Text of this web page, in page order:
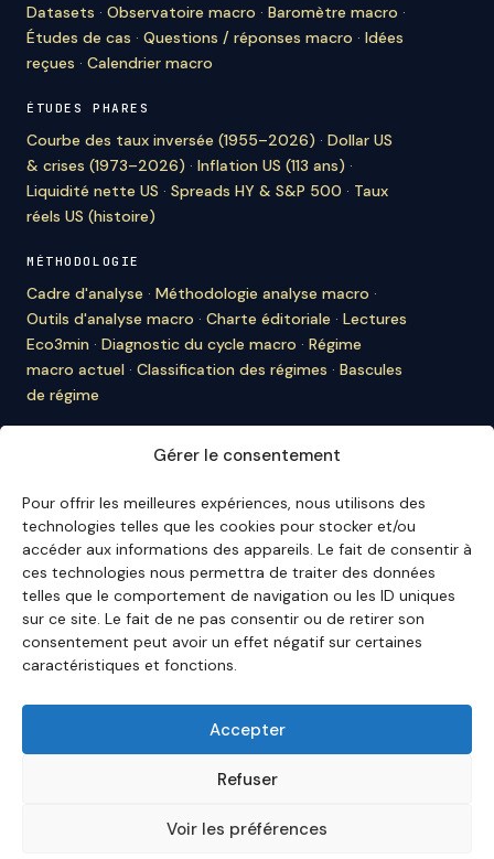
Gérer le consentement
Pour offrir les meilleures expériences, nous utilisons des
technologies telles que les cookies pour stocker et/ou
accéder aux informations des appareils. Le fait de consentir à
ces technologies nous permettra de traiter des données
telles que le comportement de navigation ou les ID uniques
sur ce site. Le fait de ne pas consentir ou de retirer son
consentement peut avoir un effet négatif sur certaines
caractéristiques et fonctions.
Accepter
Refuser
Voir les préférences
Datasets · Observatoire macro · Baromètre macro ·
Études de cas · Questions / réponses macro · Idées
reçues · Calendrier macro
ÉTUDES PHARES
Courbe des taux inversée (1955–2026) · Dollar US
& crises (1973–2026) · Inflation US (113 ans) ·
Liquidité nette US · Spreads HY & S&P 500 · Taux
réels US (histoire)
MÉTHODOLOGIE
Cadre d'analyse · Méthodologie analyse macro ·
Outils d'analyse macro · Charte éditoriale · Lectures
Eco3min · Diagnostic du cycle macro · Régime
macro actuel · Classification des régimes · Bascules
de régime
nous citent· Mentions légales·Contact
ENGLISH VERSION
English Hub →
Eco3min privilégie des analyses valables sur plusieurs
mois ; les événements récents servent de points
d'entrée, jamais de finalité.
Avertissement – Informations financières :
analyses, commentaires et contenus publiés sur
pédagogique. Ils ne constituent ni un conseil en
des instruments financiers. Les performances passées